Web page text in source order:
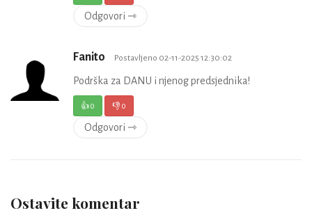
Odgovori ⇾
Fanito Postavljeno 02-11-2025 12:30:02
Podrška za DANU i njenog predsjednika!
👍0 👎0
Odgovori ⇾
Ostavite komentar